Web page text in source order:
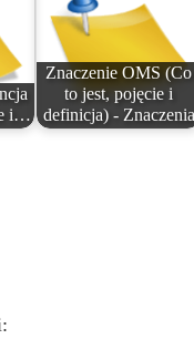
i…
Znaczenie OMS (Co
to jest, pojęcie i
definicja) - Znaczenia